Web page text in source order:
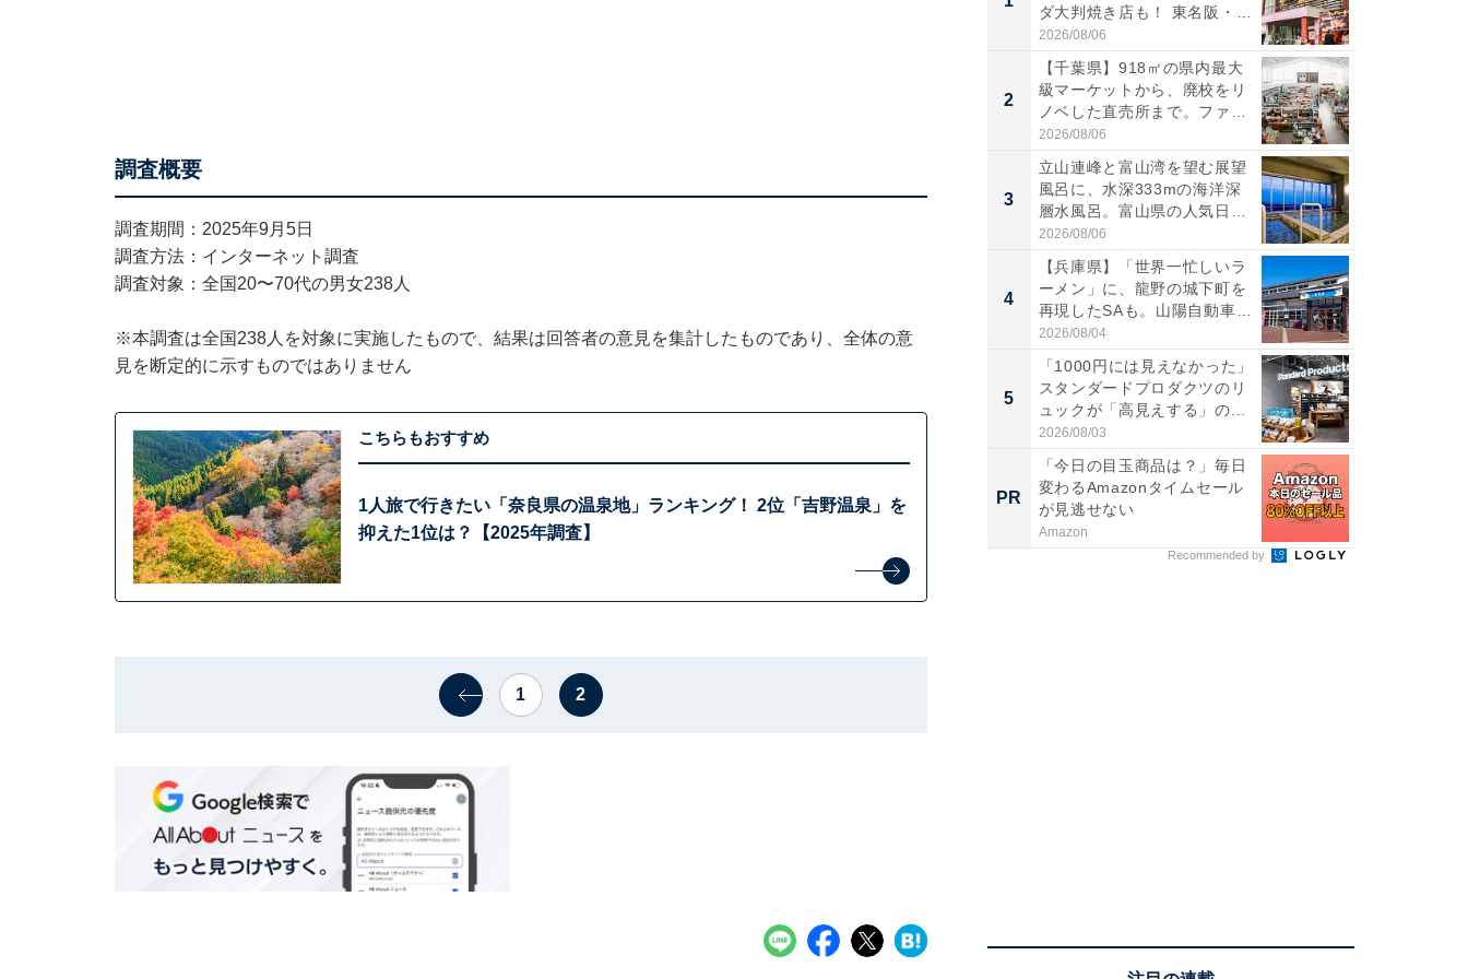
調査概要
調査期間：2025年9月5日
調査方法：インターネット調査
調査対象：全国20〜70代の男女238人
※本調査は全国238人を対象に実施したもので、結果は回答者の意見を集計したものであり、全体の意
見を断定的に示すものではありません
こちらもおすすめ
1人旅で行きたい「奈良県の温泉地」ランキング！ 2位「吉野温泉」を
抑えた1位は？【2025年調査】
1 2
ダ大判焼き店も！ 東名阪・
伊...
2026/08/06
2
【千葉県】918㎡の県内最大
級マーケットから、廃校をリ
ノベした直売所まで。ファ
ー...
2026/08/06
3
立山連峰と富山湾を望む展望
風呂に、水深333mの海洋深
層水風呂。富山県の人気日
帰...
2026/08/06
4
【兵庫県】「世界一忙しいラ
ーメン」に、龍野の城下町を
再現したSAも。山陽自動車
道...
2026/08/04
5
「1000円には見えなかった」
スタンダードプロダクツのリ
ュックが「高見えする」の...
2026/08/03
PR
「今日の目玉商品は？」毎日
変わるAmazonタイムセール
が見逃せない
Amazon
Recommended by